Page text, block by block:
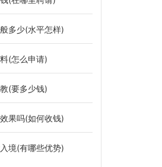
多少(水平怎样)
(怎么申请)
(要多少钱)
果吗(如何收钱)
境(有哪些优势)